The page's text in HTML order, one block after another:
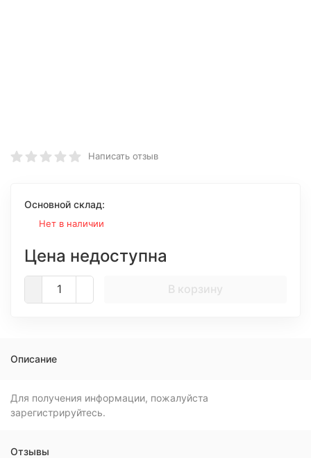
Написать отзыв
Основной склад:
Нет в наличии
Цена недоступна
В корзину
Описание
Для получения информации, пожалуйста
зарегистрируйтесь.
Отзывы